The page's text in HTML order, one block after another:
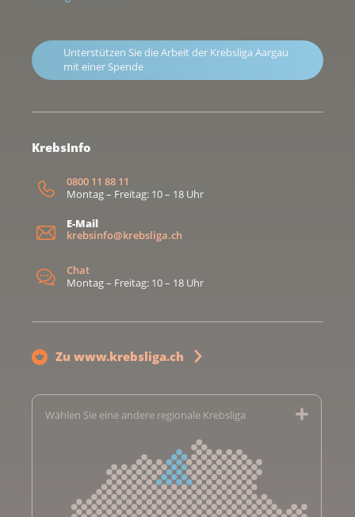
Unterstützen Sie die Arbeit der Krebsliga Aargau
mit einer Spende
KrebsInfo
0800 11 88 11
Montag – Freitag: 10 – 18 Uhr
E-Mail
krebsinfo@krebsliga.ch
Chat
Montag – Freitag: 10 – 18 Uhr
Zu www.krebsliga.ch
Wählen Sie eine andere regionale Krebsliga